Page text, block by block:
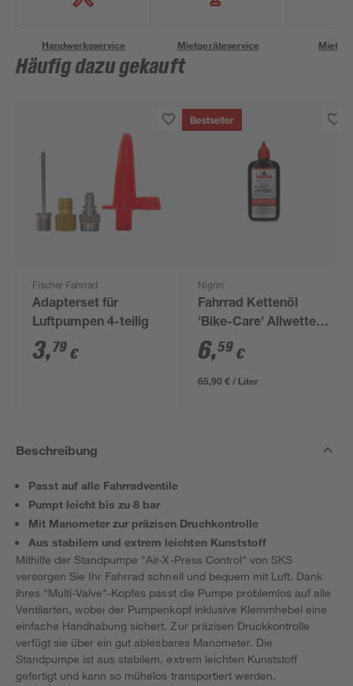
Handwerksservice Mietgeräteservice
Häufig dazu gekauft
Fischer Fahrrad
Adapterset für
Luftpumpen 4-teilig
3,79 €
Bestseller
Nigrin
Fahrrad Kettenöl
'Bike-Care' Allwetter
100 ml
6,59 €
65,90 € / Liter
Beschreibung
Passt auf alle Fahrradventile
Pumpt leicht bis zu 8 bar
Mit Manometer zur präzisen Druchkontrolle
Aus stabilem und extrem leichten Kunststoff
Mithilfe der Standpumpe "Air-X-Press Control" von SKS
versorgen Sie Ihr Fahrrad schnell und bequem mit Luft. Dank
ihres "Multi-Valve"-Kopfes passt die Pumpe problemlos auf alle
Ventilarten, wobei der Pumpenkopf inklusive Klemmhebel eine
einfache Handhabung sichert. Zur präzisen Druckkontrolle
verfügt sie über ein gut ablesbares Manometer. Die
Standpumpe ist aus stabilem, extrem leichten Kunststoff
gefertigt und kann so mühelos transportiert werden.